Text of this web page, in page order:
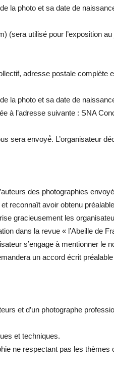
la photo et sa date de
(sera utilisé pour l’exposition
adresse postale complète
la photo et sa date de
à l’adresse suivante : SNA
sera envoyé́. L’organisateur
des photographies
reconnaît avoir obtenu
gracieusement les
dans la revue « l’Abeille de
s’engage à mentionner le
un accord écrit préalable
et d’un photographe
et techniques.
ne respectant pas les thèmes